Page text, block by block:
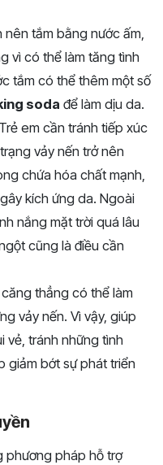
nên tắm bằng nước ấm,
vì có thể làm tăng tình
tắm có thể thêm một số
soda để làm dịu da.
em cần tránh tiếp xúc
vảy nến trở nên
chứa hóa chất mạnh,
kích ứng da. Ngoài
nắng mặt trời quá lâu
cũng là điều cần
thẳng có thể làm
vảy nến. Vì vậy, giúp
vẻ, tránh những tình
giảm bớt sự phát triển
phương pháp hỗ trợ